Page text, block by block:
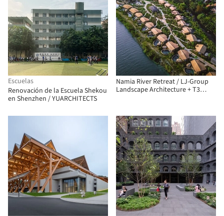
Escuelas
Renovación de la Escuela Shekou
en Shenzhen / YUARCHITECTS
Namia River Retreat / LJ-Group
Landscape Architecture + T3